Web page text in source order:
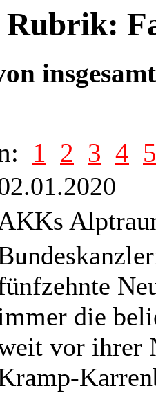
Rubrik:
1 2 3 4 5
die
vor ihrer